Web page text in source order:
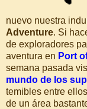
nuevo nuestra
Adventure. Si
de exploradores
aventura en Port
semana pasada
mundo de los
temibles entre
de un área